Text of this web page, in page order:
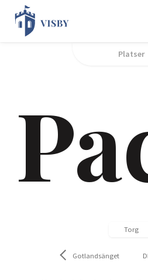
Platser
Gotlandsänget
Torg